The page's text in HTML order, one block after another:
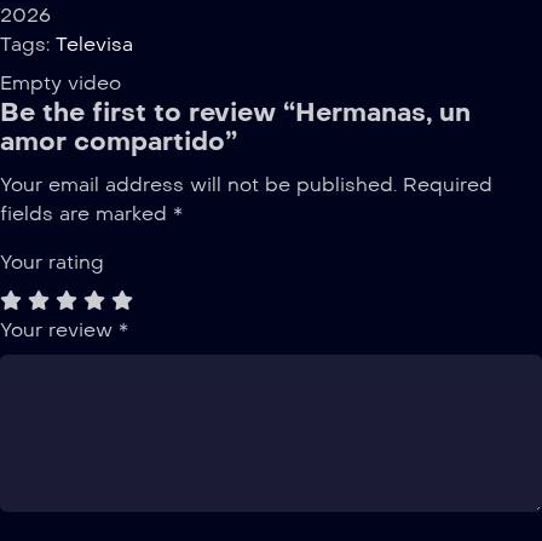
2026
Tags: Televisa
Empty video
Be the first to review “Hermanas, un
amor compartido”
Your email address will not be published. Required
fields are marked *
Your rating
Your review *